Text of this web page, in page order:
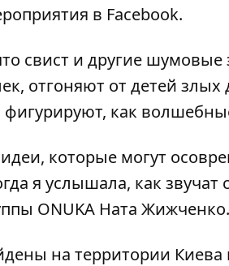
в Facebook.
свист и другие
отгоняют от детей
как
которые могут
я услышала, как звучат
ONUKA Ната Жижченко.
на территории Киева